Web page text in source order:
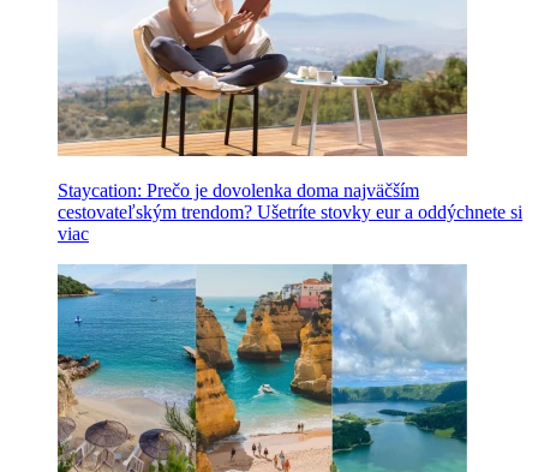
Staycation: Prečo je dovolenka doma najväčším
cestovateľským trendom? Ušetríte stovky eur a oddýchnete si
viac